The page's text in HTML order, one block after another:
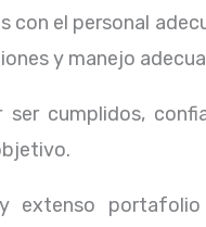
el personal
y manejo
ser cumplidos,
extenso